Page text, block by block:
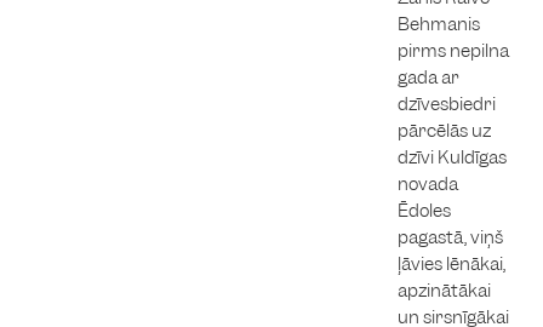
Behmanis
pirms nepilna
gada ar
dzīvesbiedri
pārcēlās uz
dzīvi Kuldīgas
novada
Ēdoles
pagastā, viņš
ļāvies lēnākai,
apzinātākai
un sirsnīgākai